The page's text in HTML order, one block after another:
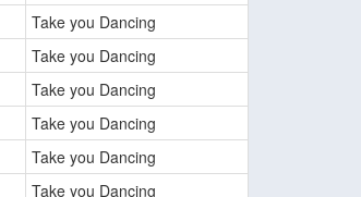
Take you Dancing
Take you Dancing
Take you Dancing
Take you Dancing
Take you Dancing
Take you Dancing